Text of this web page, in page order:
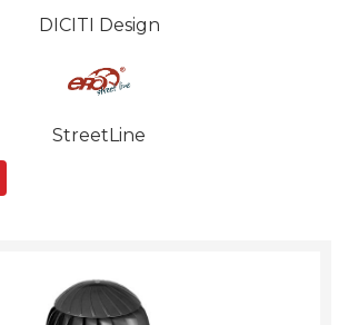
DICITI Design
StreetLine